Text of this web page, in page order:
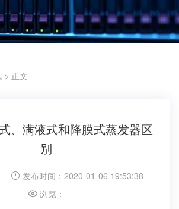
> 正文
、满液式和降膜式蒸发器区
别
发布时间：2020-01-06 19:53:38
浏览：